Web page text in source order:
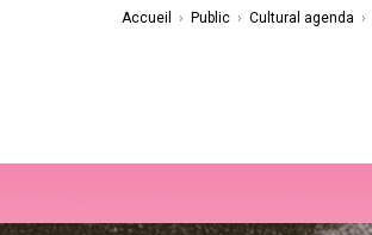
Accueil › Public › Cultural agenda ›